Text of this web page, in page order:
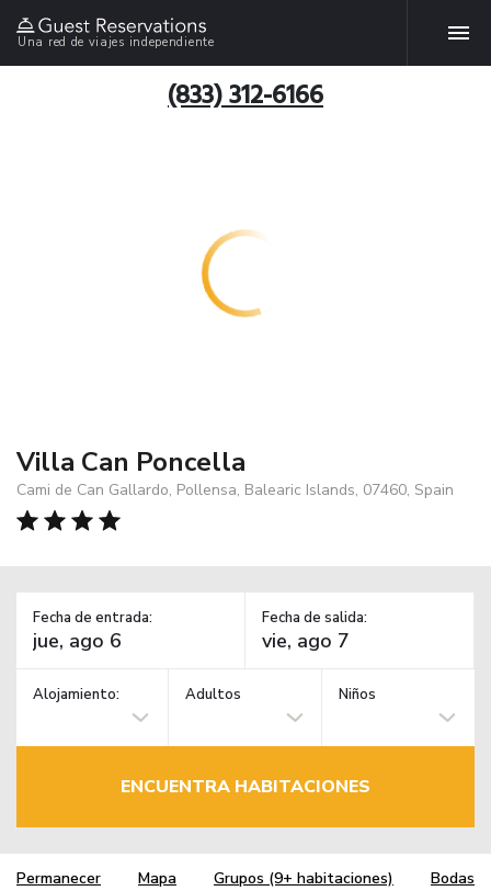
Una red de viajes independiente
(833) 312-6166
Villa Can Poncella
Cami de Can Gallardo, Pollensa, Balearic Islands, 07460, Spain
Fecha de entrada: Fecha de salida:
Alojamiento: Adultos Niños
ENCUENTRA HABITACIONES
Permanecer Mapa Grupos (9+ habitaciones) Bodas